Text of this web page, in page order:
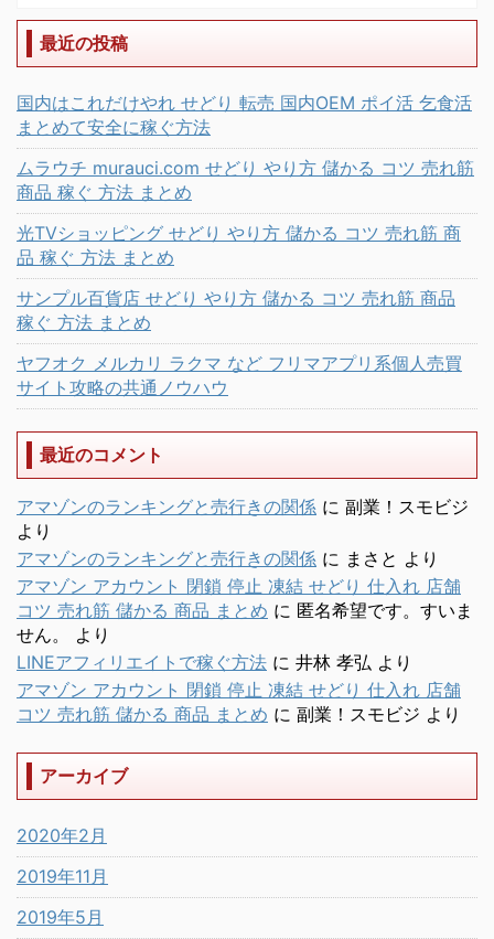
最近の投稿
国内はこれだけやれ せどり 転売 国内OEM ポイ活 乞食活
まとめて安全に稼ぐ方法
ムラウチ murauci.com せどり やり方 儲かる コツ 売れ筋
商品 稼ぐ 方法 まとめ
光TVショッピング せどり やり方 儲かる コツ 売れ筋 商
品 稼ぐ 方法 まとめ
サンプル百貨店 せどり やり方 儲かる コツ 売れ筋 商品
稼ぐ 方法 まとめ
ヤフオク メルカリ ラクマ など フリマアプリ系個人売買
サイト攻略の共通ノウハウ
最近のコメント
アマゾンのランキングと売行きの関係 に 副業！スモビジ
より
アマゾンのランキングと売行きの関係 に まさと より
アマゾン アカウント 閉鎖 停止 凍結 せどり 仕入れ 店舗
コツ 売れ筋 儲かる 商品 まとめ に 匿名希望です。すいま
せん。
より
LINEアフィリエイトで稼ぐ方法 に 井林 孝弘 より
アマゾン アカウント 閉鎖 停止 凍結 せどり 仕入れ 店舗
コツ 売れ筋 儲かる 商品 まとめ に 副業！スモビジ より
アーカイブ
2020年2月
2019年11月
2019年5月